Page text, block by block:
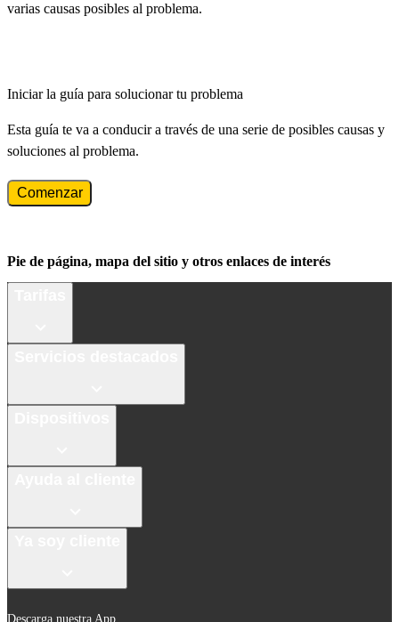
varias causas posibles al problema.
Iniciar la guía para solucionar tu problema
Esta guía te va a conducir a través de una serie de posibles causas y
soluciones al problema.
Comenzar
Pie de página, mapa del sitio y otros enlaces de interés
Descarga nuestra App